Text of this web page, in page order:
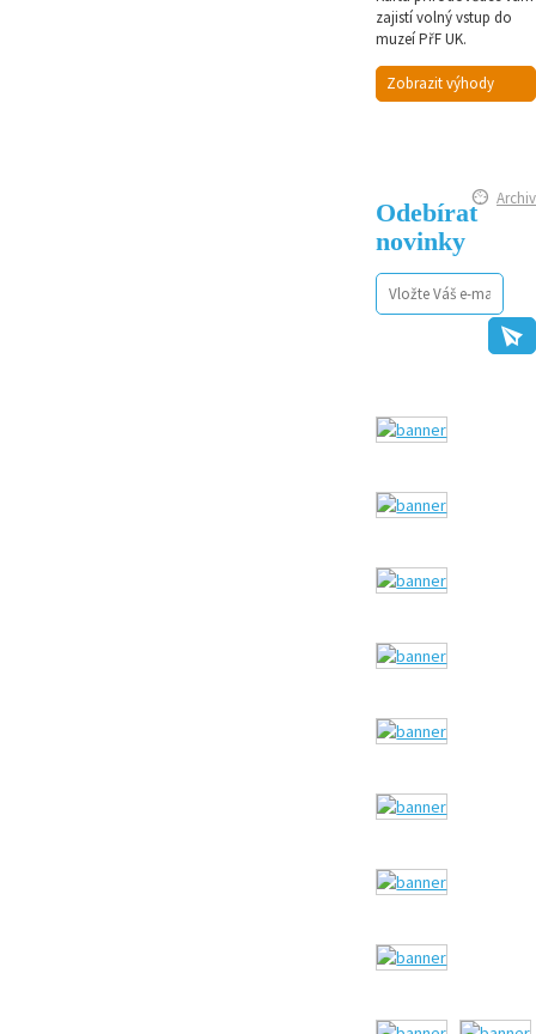
zajistí volný vstup do
muzeí PřF UK.
Zobrazit výhody
Archiv
Odebírat
novinky